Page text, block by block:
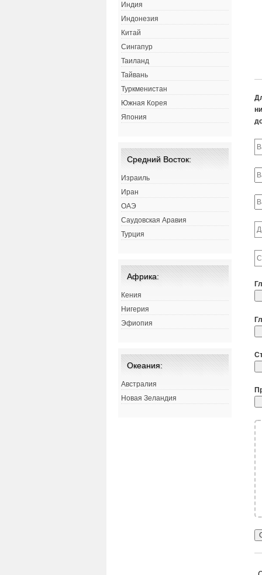
Индия
Индонезия
Китай
Сингапур
Таиланд
Тайвань
Туркменистан
Южная Корея
Япония
Средний Восток:
Израиль
Иран
ОАЭ
Саудовская Аравия
Турция
Африка:
Кения
Нигерия
Эфиопия
Океания:
Австралия
Новая Зеландия